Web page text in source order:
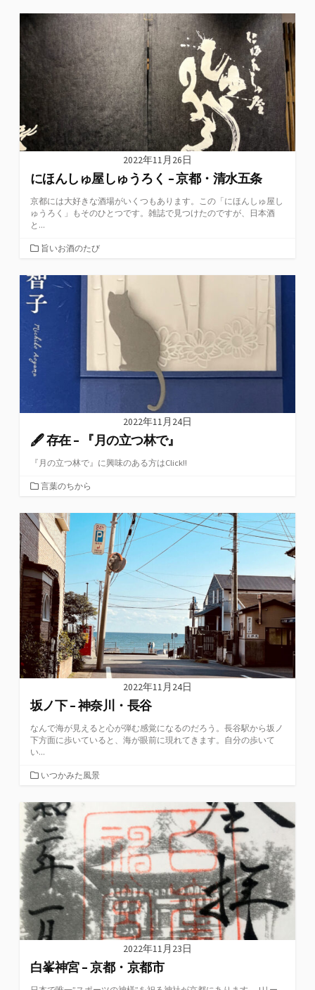
ゴ
2022年11月26日
にほんしゅ屋しゅうろく – 京都・清水五条
京都には大好きな酒場がいくつもあります。この「にほんしゅ屋し
ゅうろく」もそのひとつです。雑誌で見つけたのですが、日本酒
と...
カ
ゴ
リ
ー
旨いお酒のたび
2022年11月24日
🖋 存在 – 『月の立つ林で』
『月の立つ林で』に興味のある方はClick!!
カ
ゴ
リ
ー
言葉のちから
2022年11月24日
坂ノ下 – 神奈川・長谷
なんで海が見えると心が弾む感覚になるのだろう。長谷駅から坂ノ
下方面に歩いていると、海が眼前に現れてきます。自分の歩いて
い...
カ
ゴ
リ
ー
いつかみた風景
2022年11月23日
白峯神宮 – 京都・京都市